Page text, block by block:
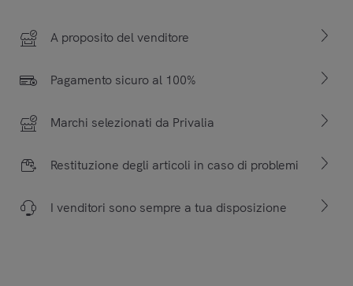
A proposito del venditore
Pagamento sicuro al 100%
Marchi selezionati da Privalia
Restituzione degli articoli in caso di problemi
I venditori sono sempre a tua disposizione